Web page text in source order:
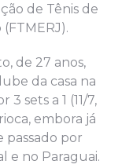
de Tênis de
de 27 anos,
da casa na
sets a 1 (11/7,
embora já
por
e no Paraguai.